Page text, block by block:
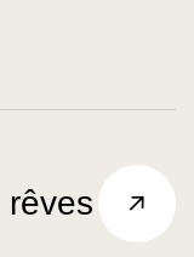
rêves